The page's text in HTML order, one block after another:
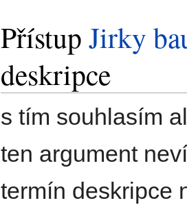
PřístupJirky
deskripce
s tím souhlasím
ten argument
termín deskripce